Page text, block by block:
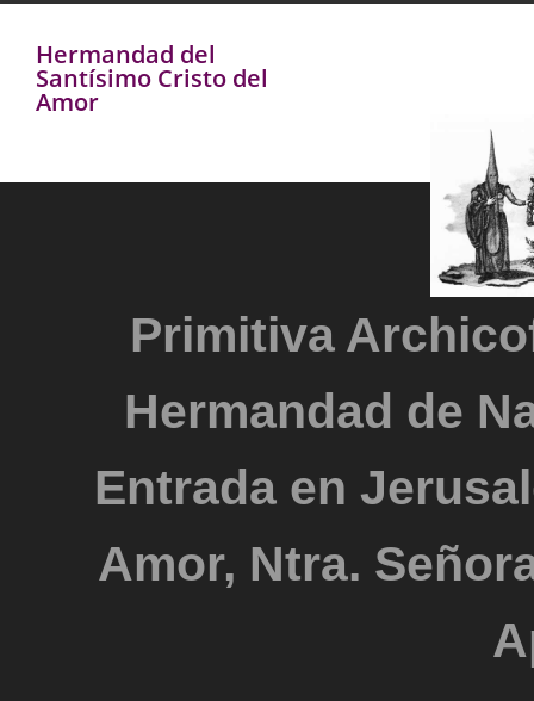
Hermandad del
Santísimo Cristo del
Amor
Primitiva
Hermandad de
Entrada en
Amor, Ntra.